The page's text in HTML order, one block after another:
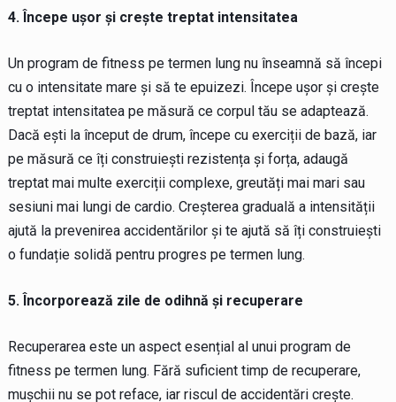
4. Începe ușor și crește treptat intensitatea
Un program de fitness pe termen lung nu înseamnă să începi
cu o intensitate mare și să te epuizezi. Începe ușor și crește
treptat intensitatea pe măsură ce corpul tău se adaptează.
Dacă ești la început de drum, începe cu exerciții de bază, iar
pe măsură ce îți construiești rezistența și forța, adaugă
treptat mai multe exerciții complexe, greutăți mai mari sau
sesiuni mai lungi de cardio. Creșterea graduală a intensității
ajută la prevenirea accidentărilor și te ajută să îți construiești
o fundație solidă pentru progres pe termen lung.
5. Încorporează zile de odihnă și recuperare
Recuperarea este un aspect esențial al unui program de
fitness pe termen lung. Fără suficient timp de recuperare,
mușchii nu se pot reface, iar riscul de accidentări crește.